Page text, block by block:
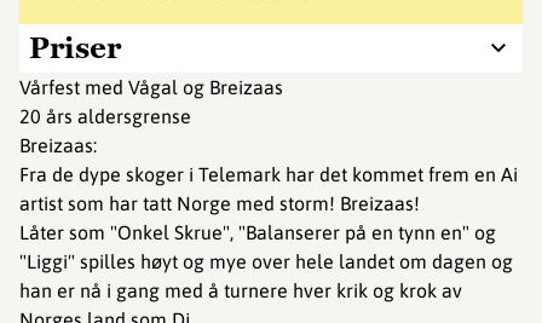
Priser
Vårfest med Vågal og Breizaas
20 års aldersgrense
Breizaas:
Fra de dype skoger i Telemark har det kommet frem en Ai
artist som har tatt Norge med storm! Breizaas!
Låter som "Onkel Skrue", "Balanserer på en tynn en" og
"Liggi" spilles høyt og mye over hele landet om dagen og
han er nå i gang med å turnere hver krik og krok av